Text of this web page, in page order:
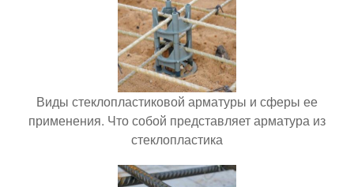
Виды стеклопластиковой арматуры и сферы ее
применения. Что собой представляет арматура из
стеклопластика